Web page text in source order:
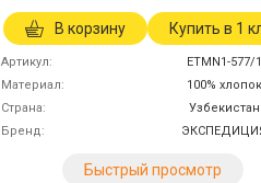
В корзину Купить в 1
Артикул
ETMN1-577/1
Материал
100% хлопок
Страна
Узбекистан
Бренд
Быстрый просмотр